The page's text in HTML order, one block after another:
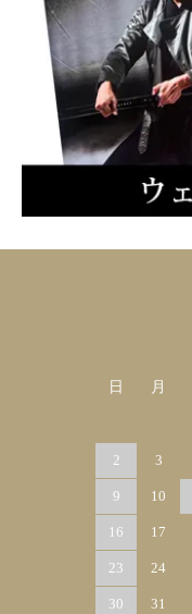
日 月
2 3
9 10
16 17
23 24
30 31